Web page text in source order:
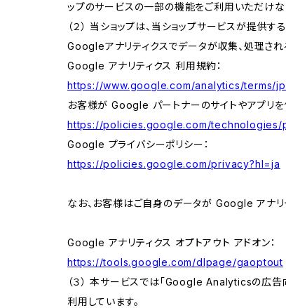
ップのサービスの一部の機能をご利用いただけな
（２） 当ショップは、当ショップサービスが提
Googleアナリティクスでデータが収集、処理さ
Google アナリティクス 利用規約：
https://www.google.com/analytics/terms/
お客様が Google パートナーのサイトやアプリ
https://policies.google.com/technologies/
Google プライバシーポリシー：
https://policies.google.com/privacy?hl=ja
なお、お客様はご自身のデータが Google アナ
Google アナリティクス オプトアウト アドオン：
https://tools.google.com/dlpage/gaoptout
（３） 本サービスでは「Google Analyticsの広
利用しています。